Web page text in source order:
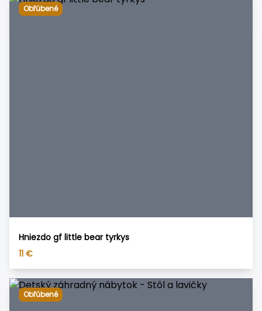
Obľúbené
Hniezdo gf little bear tyrkys
11 €
Obľúbené